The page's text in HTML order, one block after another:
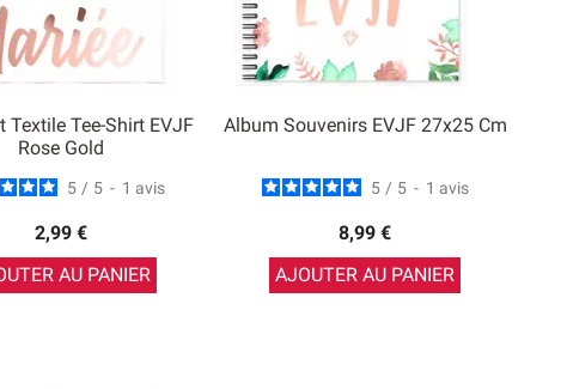
Textile Tee-Shirt EVJF
Rose Gold
5 / 5 - 1 avis
2,99 €
AU PANIER
Album Souvenirs EVJF 27x25 Cm
5 / 5 - 1 avis
8,99 €
AJOUTER AU PANIER